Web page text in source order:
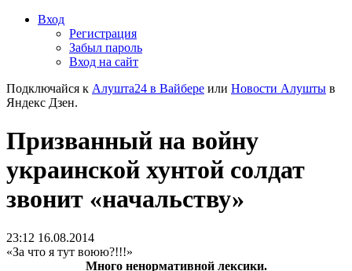
Вход
Регистрация
Забыл пароль
Вход на сайт
Подключайся к Алушта24 в Вайбере или Новости Алушты в
Яндекс Дзен.
Призванный на войну
украинской хунтой солдат
звонит «начальству»
23:12 16.08.2014
«За что я тут воюю?!!!»
Много ненормативной лексики.